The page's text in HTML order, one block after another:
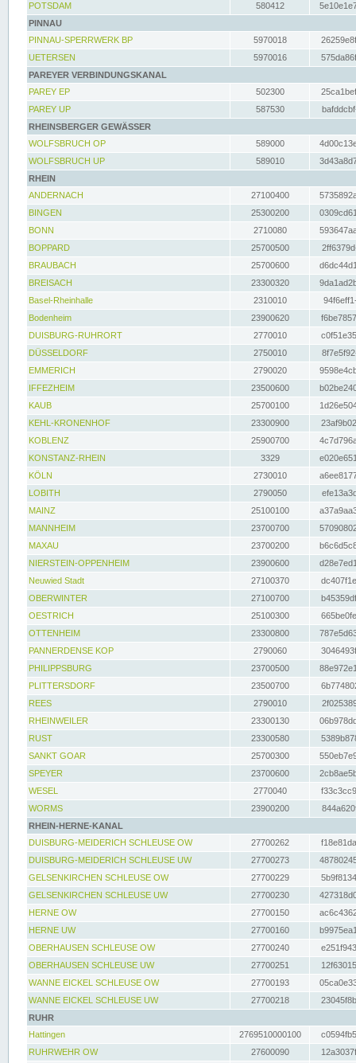
POTSDAM
580412
PINNAU
PINNAU-SPERRWERK BP
5970018
UETERSEN
5970016
PAREYER VERBINDUNGSKANAL
PAREY EP
502300
PAREY UP
587530
RHEINSBERGER GEWÄSSER
WOLFSBRUCH OP
589000
WOLFSBRUCH UP
589010
RHEIN
ANDERNACH
27100400
BINGEN
25300200
BONN
2710080
BOPPARD
25700500
BRAUBACH
25700600
BREISACH
23300320
Basel-Rheinhalle
2310010
Bodenheim
23900620
DUISBURG-RUHRORT
2770010
DÜSSELDORF
2750010
EMMERICH
2790020
IFFEZHEIM
23500600
KAUB
25700100
KEHL-KRONENHOF
23300900
KOBLENZ
25900700
KONSTANZ-RHEIN
3329
KÖLN
2730010
LOBITH
2790050
MAINZ
25100100
MANNHEIM
23700700
MAXAU
23700200
NIERSTEIN-OPPENHEIM
23900600
Neuwied Stadt
27100370
OBERWINTER
27100700
OESTRICH
25100300
OTTENHEIM
23300800
PANNERDENSE KOP
2790060
PHILIPPSBURG
23700500
PLITTERSDORF
23500700
REES
2790010
RHEINWEILER
23300130
RUST
23300580
SANKT GOAR
25700300
SPEYER
23700600
WESEL
2770040
WORMS
23900200
RHEIN-HERNE-KANAL
DUISBURG-MEIDERICH SCHLEUSE OW
27700262
DUISBURG-MEIDERICH SCHLEUSE UW
27700273
GELSENKIRCHEN SCHLEUSE OW
27700229
GELSENKIRCHEN SCHLEUSE UW
27700230
HERNE OW
27700150
HERNE UW
27700160
OBERHAUSEN SCHLEUSE OW
27700240
OBERHAUSEN SCHLEUSE UW
27700251
WANNE EICKEL SCHLEUSE OW
27700193
WANNE EICKEL SCHLEUSE UW
27700218
RUHR
Hattingen
2769510000100
RUHRWEHR OW
27600090